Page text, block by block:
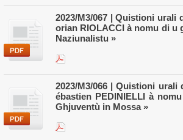
2023/M3/067 | Quistioni urali
orian RIOLACCI à nomu di u
Naziunalistu »
2023/M3/066 | Quistioni urali
ébastien PEDINIELLI à
Ghjuventù in Mossa »